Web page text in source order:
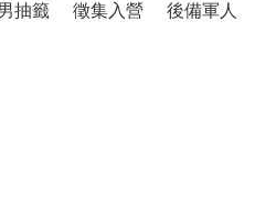
抽籤 徵集入營 後備軍人